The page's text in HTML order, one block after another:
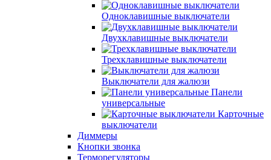
Одноклавишные выключатели
Двухклавишные выключатели
Трехклавишные выключатели
Выключатели для жалюзи
Панели
универсальные
Карточные
выключатели
Диммеры
Кнопки звонка
Терморегуляторы